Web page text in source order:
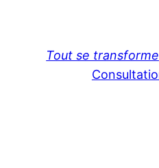
Tout se transforme